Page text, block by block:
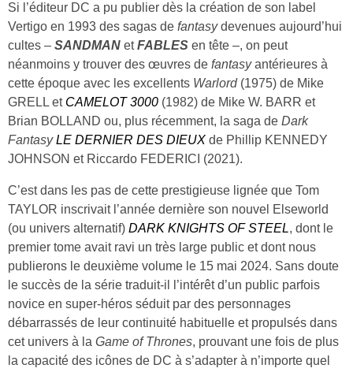
Si l’éditeur DC a pu publier dès la création de son label
Vertigo en 1993 des sagas de fantasydevenues aujourd’hui
cultes – SANDMAN etFABLES en tête –, on peut
néanmoins y trouver des œuvres de fantasyantérieures à
cette époque avec les excellents Warlord(1975) de Mike
GRELL et CAMELOT 3000 (1982) de Mike W. BARR et
Brian BOLLAND ou, plus récemment, la saga de Dark
Fantasy LE DERNIER DES DIEUX de Phillip KENNEDY
JOHNSON et Riccardo FEDERICI (2021).
C’est dans les pas de cette prestigieuse lignée que Tom
TAYLOR inscrivait l’année dernière son nouvel Elseworld
(ou univers alternatif) DARK KNIGHTS OF STEEL, dont le
premier tome avait ravi un très large public et dont nous
publierons le deuxième volume le 15 mai 2024. Sans doute
le succès de la série traduit-il l’intérêt d’un public parfois
novice en super-héros séduit par des personnages
débarrassés de leur continuité habituelle et propulsés dans
cet univers à la Game of Thrones, prouvant une fois de plus
la capacité des icônes de DC à s’adapter à n’importe quel